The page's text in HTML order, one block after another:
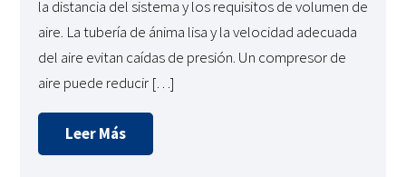
la distancia del sistema y los requisitos de volumen de
aire. La tubería de ánima lisa y la velocidad adecuada
del aire evitan caídas de presión. Un compresor de
aire puede reducir […]
Leer Más